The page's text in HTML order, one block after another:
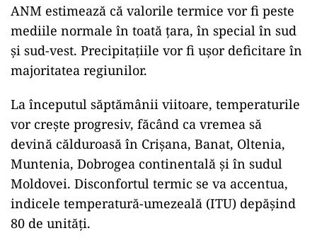
ANM estimează că valorile termice vor fi peste
mediile normale în toată țara, în special în sud
și sud-vest. Precipitațiile vor fi ușor deficitare în
majoritatea regiunilor.
La începutul săptămânii viitoare, temperaturile
vor crește progresiv, făcând ca vremea să
devină călduroasă în Crișana, Banat, Oltenia,
Muntenia, Dobrogea continentală și în sudul
Moldovei. Disconfortul termic se va accentua,
indicele temperatură-umezeală (ITU) depășind
80 de unități.